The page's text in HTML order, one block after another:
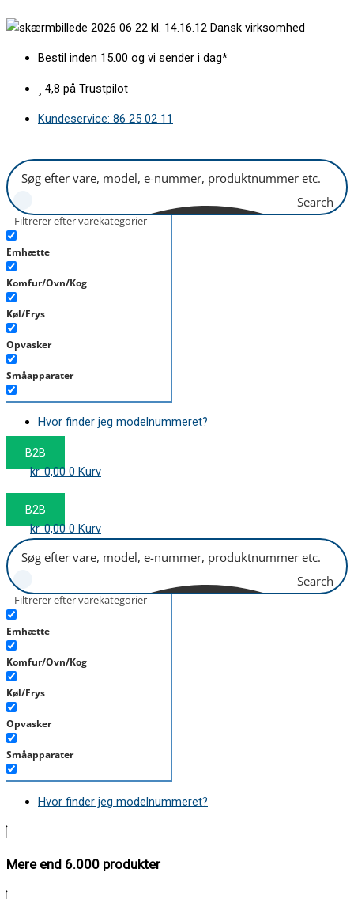
til
Dansk virksomhed
Bestil inden 15.00 og vi sender i dag*
4,8 på Trustpilot
Kundeservice: 86 25 02 11
Search
Filtrerer efter varekategorier
Emhætte
Komfur/Ovn/Kog
Køl/Frys
Opvasker
Småapparater
Støvsuger
Tørretumbler
Tilbehør/Plejemidler
Hvor finder jeg modelnummeret?
B2B
kr.0,00 0 Kurv
B2B
kr.0,00 0 Kurv
Search
Filtrerer efter varekategorier
Emhætte
Komfur/Ovn/Kog
Køl/Frys
Opvasker
Småapparater
Støvsuger
Hvor finder jeg modelnummeret?
Mere end 6.000 produkter
for
440x320mm
antal